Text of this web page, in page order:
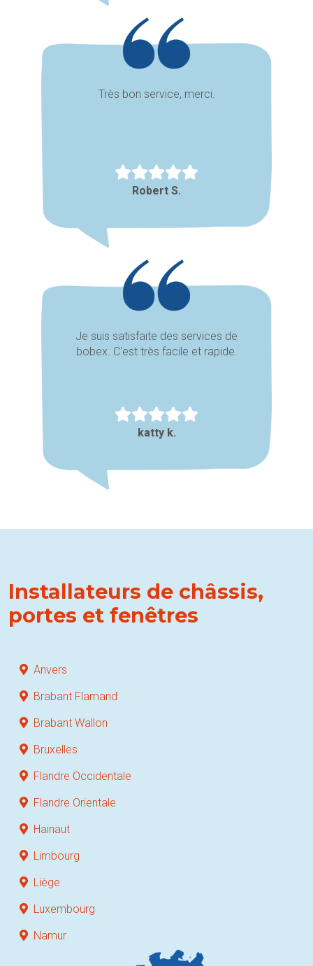
Très bon service, merci.
Robert S.
Je suis satisfaite des services de
bobex. C'est très facile et rapide.
katty k.
Installateurs de châssis,
portes et fenêtres
Anvers
Brabant Flamand
Brabant Wallon
Bruxelles
Flandre Occidentale
Flandre Orientale
Hainaut
Limbourg
Liège
Luxembourg
Namur